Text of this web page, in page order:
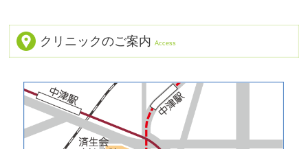
クリニックのご案内Access